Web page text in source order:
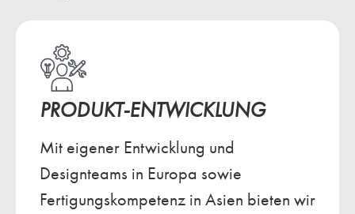
PRODUKT-ENTWICKLUNG
Mit eigener Entwicklung und
Designteams in Europa sowie
Fertigungskompetenz in Asien bieten wir